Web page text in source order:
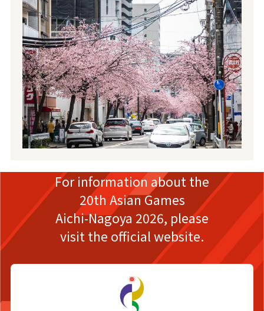
For information about the
20th Asian Games
Aichi-Nagoya 2026, please
visit the official website.